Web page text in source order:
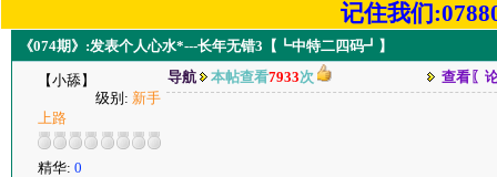
记住我们
《074期》:发表个人心水*---长年无错3【┗中特二四码┛】
【小舔】
级别: 新手
上路
精华: 0
导航 本帖查看7933次 查看〖